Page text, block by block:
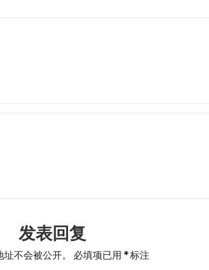
发表回复
不会被公开。 必填项已用 *标注